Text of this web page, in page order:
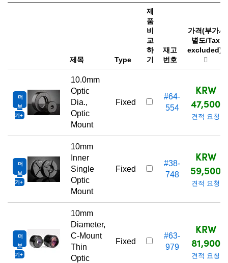
제목 Type
제
품
비
교
하
기
재고
번호
가격(부가세
별도/Tax
excluded)
더
보
기
10.0mm
Optic
Dia.,
Optic
Mount
Fixed
#64-
554
KRW
47,500
견적 요청
더
보
기
10mm
Inner
Single
Optic
Mount
Fixed
#38-
748
KRW
59,500
견적 요청
더
보
기
10mm
Diameter,
C-Mount
Thin
Optic
Fixed
#63-
979
KRW
81,900
견적 요청